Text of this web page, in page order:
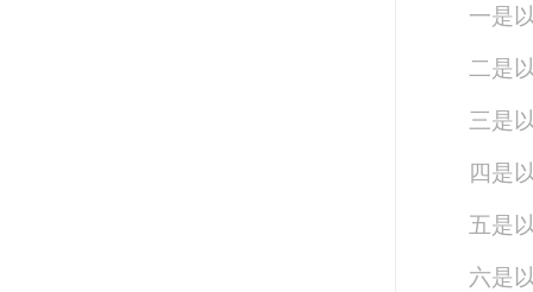
一是
二是
三是
四是
五是
六是